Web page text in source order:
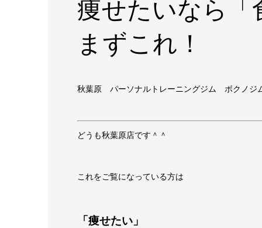
痩せたいなら「
まずこれ！
秋葉原 パーソナルトレーニングジム ボクノジ
どうも秋葉原店です＾＾
これをご覧になっている方は
「痩せたい」